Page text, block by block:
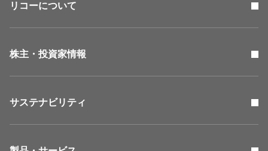
リコーについて
株主・投資家情報
サステナビリティ